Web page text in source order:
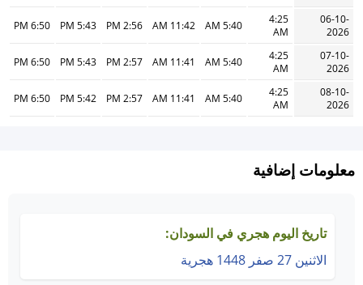
06-10-
2026
4:25
AM
5:40 AM
11:42 AM
2:56 PM
5:43 PM
6:50 PM
07-10-
2026
4:25
AM
5:40 AM
11:41 AM
2:57 PM
5:43 PM
6:50 PM
08-10-
2026
4:25
AM
5:40 AM
11:41 AM
2:57 PM
5:42 PM
6:50 PM
معلومات إضافية
تاريخ اليوم هجري في السودان:
الاثنين 27 صفر 1448 هجرية